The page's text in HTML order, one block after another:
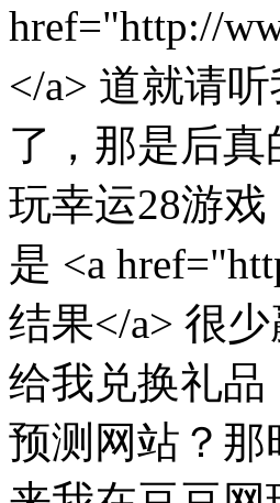
href="http://
</a> 道就请
了，那是后
玩幸运28游
是 <a
结果</a> 很
给我兑换礼品
预测网站？